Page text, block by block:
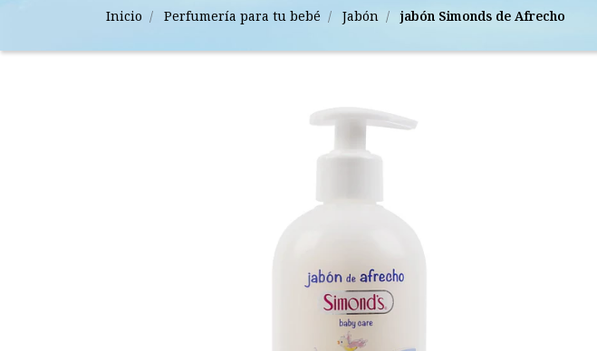
Inicio Perfumería para tu bebé Jabón jabón Simonds de Afrecho